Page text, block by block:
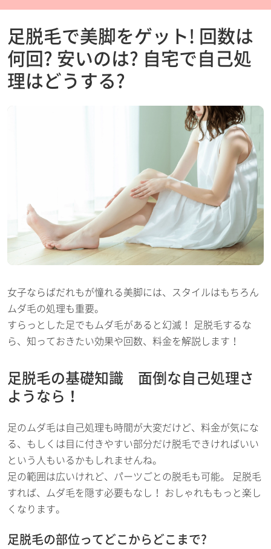
足脱毛で美脚をゲット! 回数は
何回? 安いのは? 自宅で自己処
理はどうする?
女子ならばだれもが憧れる美脚には、スタイルはもちろん
ムダ毛の処理も重要。
すらっとした足でもムダ毛があると幻滅！ 足脱毛するな
ら、知っておきたい効果や回数、料金を解説します！
足脱毛の基礎知識 面倒な自己処理さ
ようなら！
足のムダ毛は自己処理も時間が大変だけど、料金が気にな
る、もしくは目に付きやすい部分だけ脱毛できければいい
という人もいるかもしれませんね。
足の範囲は広いけれど、パーツごとの脱毛も可能。 足脱毛
すれば、ムダ毛を隠す必要もなし！ おしゃれももっと楽し
くなります。
足脱毛の部位ってどこからどこまで?